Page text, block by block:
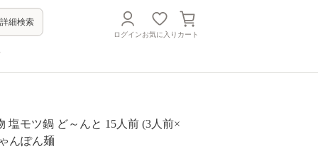
詳細検索
ログインお気に入り カート
塩モツ鍋 ど～んと 15人前 (3人前×
んぽん麺